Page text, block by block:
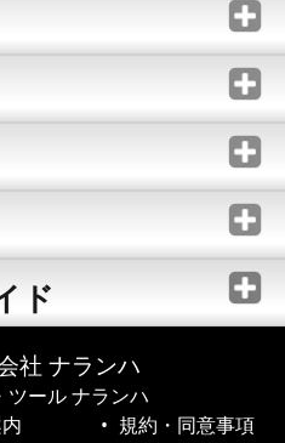
ド
社 ナランハ
ツール ナランハ
規約・同意事項